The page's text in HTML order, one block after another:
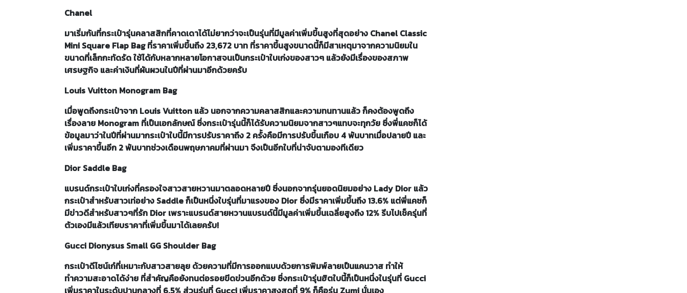
Chanel
มาเริ่มกันที่กระเป๋ารุ่นคลาสสิกที่คาดเดาได้ไม่ยากว่าจะเป็นรุ่นที่มีมูลค่าเพิ่มขึ้นสูงที่สุดอย่าง Chanel Classic
Mini Square Flap Bag ที่ราคาเพิ่มขึ้นถึง 23,672 บาท ที่ราคาขึ้นสูงขนาดนี้ก็มีสาเหตุมาจากความนิยมใน
ขนาดที่เล็กกะทัดรัด ใช้ได้กับหลากหลายโอกาสจนเป็นกระเป๋าใบเก่งของสาวๆ แล้วยังมีเรื่องของสภาพ
เศรษฐกิจ และค่าเงินที่ผันผวนในปีที่ผ่านมาอีกด้วยครับ
Louis Vuitton Monogram Bag
เมื่อพูดถึงกระเป๋าจาก Louis Vuitton แล้ว นอกจากความคลาสสิกและความทนทานแล้ว ก็คงต้องพูดถึง
เรื่องลาย Monogram ที่เป็นเอกลักษณ์ ซึ่งกระเป๋ารุ่นนี้ก็ได้รับความนิยมจากสาวๆแทบจะทุกวัย ซึ่งพี่แคชก็ได้
ข้อมูลมาว่าในปีที่ผ่านมากระเป๋าใบนี้มีการปรับราคาถึง 2 ครั้งคือมีการปรับขึ้นเกือบ 4 พันบาทเมื่อปลายปี และ
เพิ่มราคาขึ้นอีก 2 พันบาทช่วงเดือนพฤษภาคมที่ผ่านมา จึงเป็นอีกใบที่น่าจับตามองทีเดียว
Dior Saddle Bag
แบรนด์กระเป๋าใบเก่งที่ครองใจสาวสายหวานมาตลอดหลายปี ซึ่งนอกจากรุ่นยอดนิยมอย่าง Lady Dior แล้ว
กระเป๋าสำหรับสาวเท่อย่าง Saddle ก็เป็นหนึ่งใบรุ่นที่มาแรงของ Dior ซึ่งมีราคาเพิ่มขึ้นถึง 13.6% แต่พี่แคชก็
มีข่าวดีสำหรับสาวๆที่รัก Dior เพราะแบรนด์สายหวานแบรนด์นี้มีมูลค่าเพิ่มขึ้นเฉลี่ยสูงถึง 12% รีบไปเช็ครุ่นที่
ตัวเองมีแล้วเทียบราคาที่เพิ่มขึ้นมาได้เลยครับ!
Gucci Dionysus Small GG Shoulder Bag
กระเป๋าดีไซน์เก๋ที่เหมาะกับสาวสายลุย ด้วยความที่มีการออกแบบด้วยการพิมพ์ลายเป็นแคนวาส ทำให้
ทำความสะอาดได้ง่าย ที่สำคัญคือยังทนต่อรอยขีดข่วนอีกด้วย ซึ่งกระเป๋ารุ่นฮิตใบนี้ก็เป็นหนึ่งในรุ่นที่ Gucci
เพิ่มราคาในระดับปานกลางที่ 6.5% ส่วนรุ่นที่ Gucci เพิ่มราคาสูงสุดที่ 9% ก็คือรุ่น Zumi นั่นเอง